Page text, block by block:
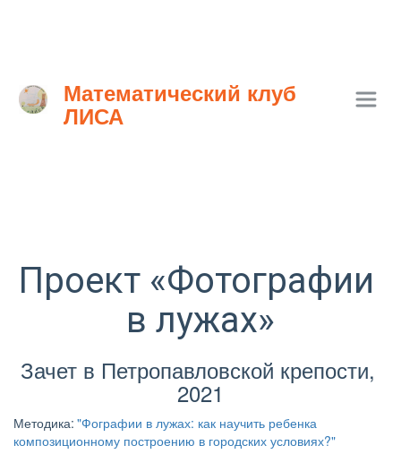
Математический клуб
ЛИСА
Проект «Фотографии
в лужах»
Зачет в Петропавловской крепости,
2021
Методика: "Фографии в лужах: как научить ребенка
композиционному построению в городских условиях?"